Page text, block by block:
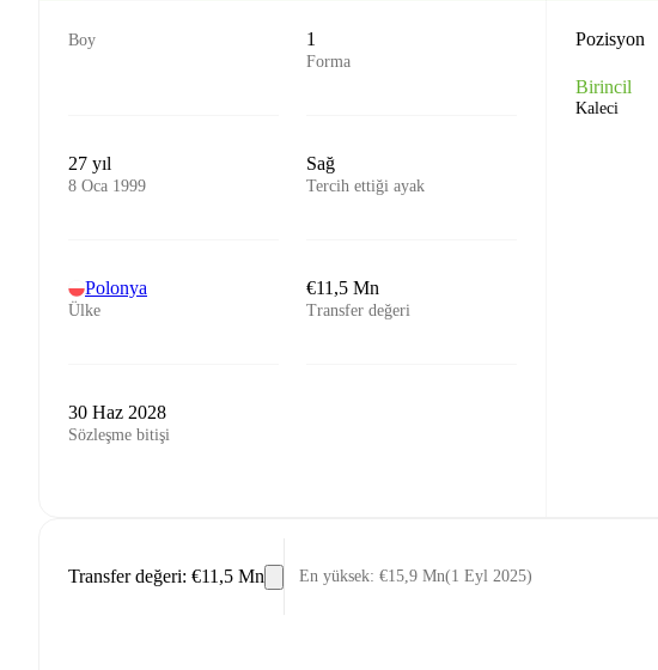
Boy 1
Forma
27 yıl
8 Oca 1999
Sağ
Tercih ettiği ayak
Polonya
Ülke
€11,5 Mn
Transfer değeri
30 Haz 2028
Sözleşme bitişi
Pozisyon
Birincil
Kaleci
Transfer değeri: €11,5 Mn En yüksek: €15,9 Mn(1 Eyl 2025)